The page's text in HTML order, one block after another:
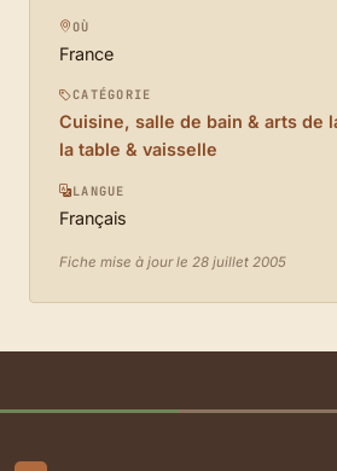
OÙ
France
CATÉGORIE
Cuisine, salle de bain & arts de
la table & vaisselle
LANGUE
Français
Fiche mise à jour le 28 juillet 2005